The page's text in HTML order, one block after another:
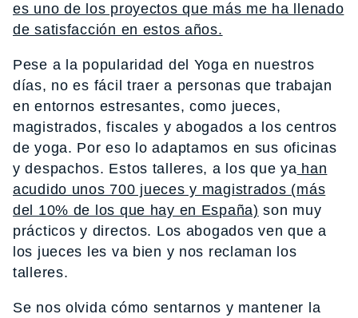
es uno de los proyectos que más me ha llenado
de satisfacción en estos años.
Pese a la popularidad del Yoga en nuestros
días, no es fácil traer a personas que trabajan
en entornos estresantes, como jueces,
magistrados, fiscales y abogados a los centros
de yoga. Por eso lo adaptamos en sus oficinas
y despachos. Estos talleres, a los que ya han
acudido unos 700 jueces y magistrados (más
del 10% de los que hay en España) son muy
prácticos y directos. Los abogados ven que a
los jueces les va bien y nos reclaman los
talleres.
Se nos olvida cómo sentarnos y mantener la